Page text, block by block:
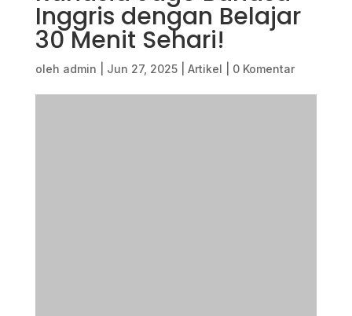
Inggris dengan Belajar
30 Menit Sehari!
oleh admin Jun 27, 2025| Artikel 0 Komentar